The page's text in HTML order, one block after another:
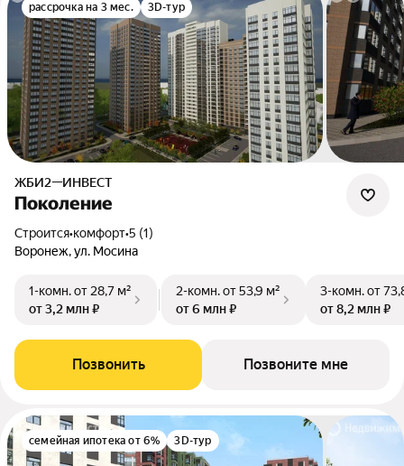
рассрочка на 3 мес. 3D-тур
ЖБИ2—ИНВЕСТ
Поколение
Строится•комфорт•5 (1)
Воронеж, ул. Мосина
1-комн.от 28,7 м²
от 3,2 млн ₽
2-комн.от 53,9 м²
от 6 млн ₽
3-комн.от
от 8,2 млн ₽
Позвонить Позвоните мне
семейная ипотека от 6% 3D-тур